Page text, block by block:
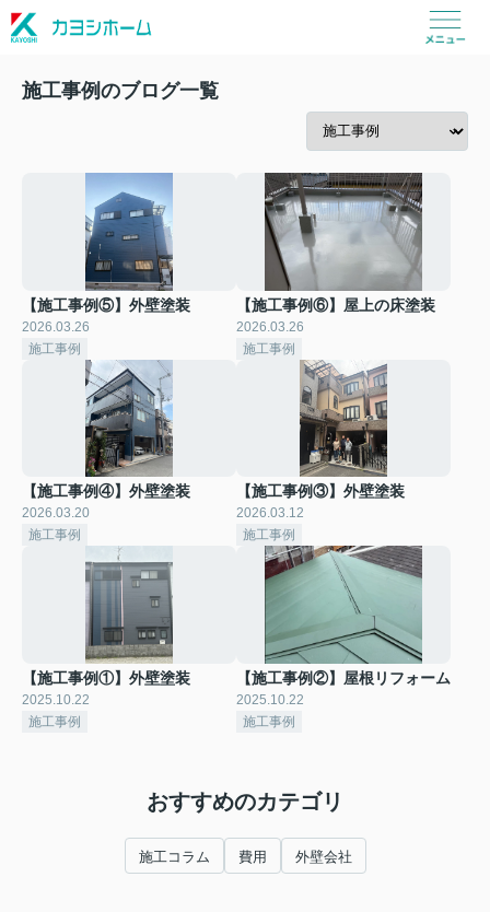
施工事例のブログ一覧
【施工事例⑤】外壁塗装
2026.03.26
施工事例
【施工事例⑥】屋上の床塗装
2026.03.26
施工事例
【施工事例④】外壁塗装
2026.03.20
施工事例
【施工事例③】外壁塗装
2026.03.12
施工事例
【施工事例①】外壁塗装
2025.10.22
施工事例
【施工事例②】屋根リフォーム
2025.10.22
施工事例
おすすめのカテゴリ
施工コラム 費用 外壁会社